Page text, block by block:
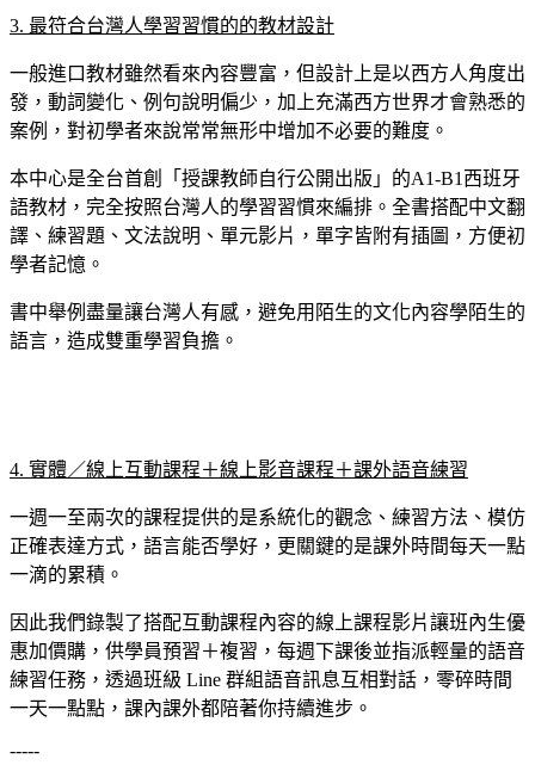
3. 最符合台灣人學習習慣的的教材設計
一般進口教材雖然看來內容豐富，但設計上是以西方人角度出
發，動詞變化、例句說明偏少，加上充滿西方世界才會熟悉的
案例，對初學者來說常常無形中增加不必要的難度。
本中心是全台首創「授課教師自行公開出版」的A1-B1西班牙
語教材，完全按照台灣人的學習習慣來編排。全書搭配中文翻
譯、練習題、文法說明、單元影片，單字皆附有插圖，方便初
學者記憶。
書中舉例盡量讓台灣人有感，避免用陌生的文化內容學陌生的
語言，造成雙重學習負擔。
4. 實體／線上互動課程＋線上影音課程＋課外語音練習
一週一至兩次的課程提供的是系統化的觀念、練習方法、模仿
正確表達方式，語言能否學好，更關鍵的是課外時間每天一點
一滴的累積。
因此我們錄製了搭配互動課程內容的線上課程影片讓班內生優
惠加價購，供學員預習＋複習，每週下課後並指派輕量的語音
練習任務，透過班級 Line 群組語音訊息互相對話，零碎時間
一天一點點，課內課外都陪著你持續進步。
-----